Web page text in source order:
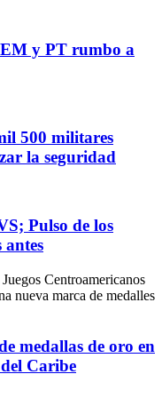
y PT rumbo a
500 militares
la seguridad
Pulso de los
antes
medallas de oro en
Caribe